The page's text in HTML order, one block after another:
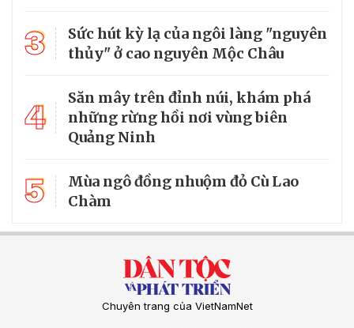
3
Sức hút kỳ lạ của ngôi làng "nguyên
thủy" ở cao nguyên Mộc Châu
4
Săn mây trên đỉnh núi, khám phá
những rừng hồi nơi vùng biên
Quảng Ninh
5
Mùa ngô đồng nhuộm đỏ Cù Lao
Chàm
Chuyên trang của VietNamNet